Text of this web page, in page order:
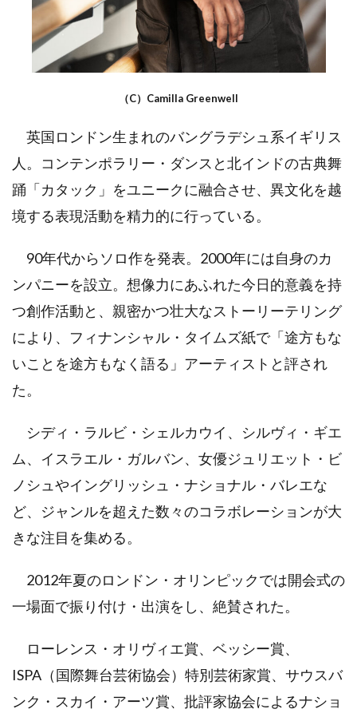
（C）Camilla Greenwell
英国ロンドン生まれのバングラデシュ系イギリス
人。コンテンポラリー・ダンスと北インドの古典舞
踊「カタック」をユニークに融合させ、異文化を越
境する表現活動を精力的に行っている。
90年代からソロ作を発表。2000年には自身のカ
ンパニーを設立。想像力にあふれた今日的意義を持
つ創作活動と、親密かつ壮大なストーリーテリング
により、フィナンシャル・タイムズ紙で「途方もな
いことを途方もなく語る」アーティストと評され
た。
シディ・ラルビ・シェルカウイ、シルヴィ・ギエ
ム、イスラエル・ガルバン、女優ジュリエット・ビ
ノシュやイングリッシュ・ナショナル・バレエな
ど、ジャンルを超えた数々のコラボレーションが大
きな注目を集める。
2012年夏のロンドン・オリンピックでは開会式の
一場面で振り付け・出演をし、絶賛された。
ローレンス・オリヴィエ賞、ベッシー賞、
ISPA（国際舞台芸術協会）特別芸術家賞、サウスバ
ンク・スカイ・アーツ賞、批評家協会によるナショ